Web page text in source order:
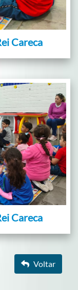
Careca
Careca
Voltar